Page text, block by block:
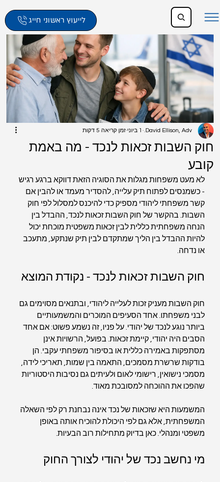
לייעוץ ראשוני חייג
חוק השבות זכאות לנכד - מה באמת
קובע
David Ellison, Adv. 1 ביוני זמן קריאה 5 דקות
לא מעט משפחות מגלות את הסוגיה הזאת דווקא ברגע רגיש
- כשמנסים לפתוח תיק עלייה, להסדיר מעמד או להבין אם
קשר משפחתי ליהודי מספיק כדי להיכנס למסלול לפי חוק
השבות. בהקשר של חוק השבות זכאות לנכד, ההבדל בין
הנחה משפחתית כללית לבין זכאות משפטית מוכחת יכול
להיות ההבדל בין הליך שמתקדם לבין תיק שנתקע, מתעכב
או נדחה.
חוק השבות זכאות לנכד - נקודת המוצא
חוק השבות מעניק זכות לעלייה ליהודי, ובתנאים מסוימים גם
לבני משפחתו. אחד הסעיפים המוכרים והמשמעותיים
ביותר נוגע לנכד של יהודי. על פניו, זה נשמע פשוט: אם אחד
הסבים היה יהודי, קיימת זכאות. בפועל, הרשויות אינן
מסתפקות באמירה כללית או בסיפור משפחתי עקבי. הן
בודקות שרשרת מסמכים, התאמה בין שמות, תאריכי לידה,
מסמכי נישואין, רישומי לאום ולעיתים גם נסיבות היסטוריות
שהפכו את ההוכחה למסובכת מאוד.
המשמעות היא שזכאות של נכד אינה נבחנת רק לפי השאלה
המשפחתית, אלא גם לפי היכולת להוכיח אותה באופן
משפטי ומנהלי. כאן בדיוק מתחילות רוב הבעיות.
מי נחשב נכד של יהודי לצורך החוק